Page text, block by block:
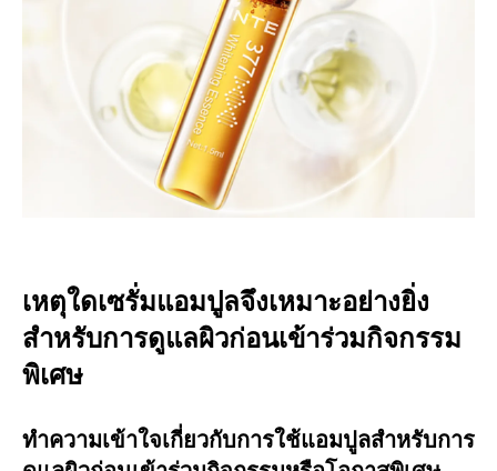
เหตุใดเซรั่มแอมปูลจึงเหมาะอย่างยิ่ง
สำหรับการดูแลผิวก่อนเข้าร่วมกิจกรรม
พิเศษ
ทำความเข้าใจเกี่ยวกับการใช้แอมปูลสำหรับการ